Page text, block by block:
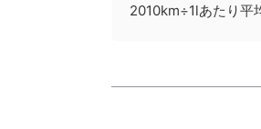
2010km÷1lあたり平